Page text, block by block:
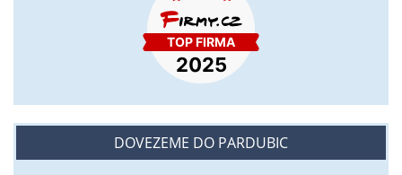
DOVEZEME DO PARDUBIC